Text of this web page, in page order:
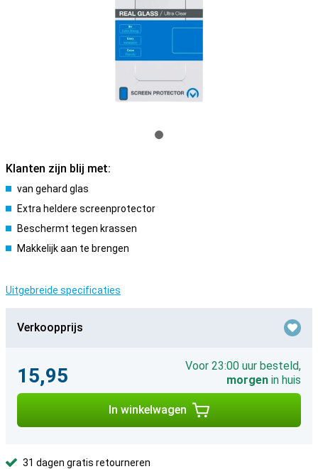
Klanten zijn blij met:
van gehard glas
Extra heldere screenprotector
Beschermt tegen krassen
Makkelijk aan te brengen
Uitgebreide specificaties
Verkoopprijs
15,95
Voor 23:00 uur besteld,
morgen in huis
In winkelwagen
31 dagen gratis retourneren